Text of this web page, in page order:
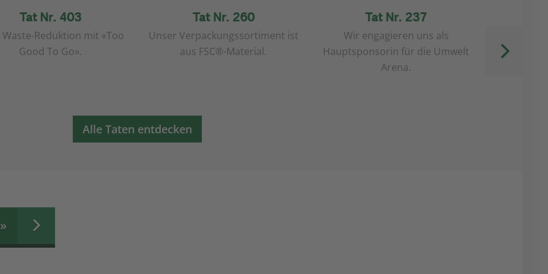
Tat Nr. 403
Waste-Reduktion mit «Too
Good To Go».
Tat Nr. 260
Unser Verpackungssortiment ist
aus FSC®-Material.
Tat Nr. 237
Wir engagieren uns als
Hauptsponsorin für die Umwelt
Arena.
Alle Taten entdecken